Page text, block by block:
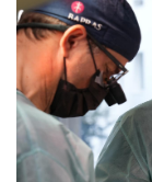
Афіша
ІНШЕ
Інтерв'ю
Картки